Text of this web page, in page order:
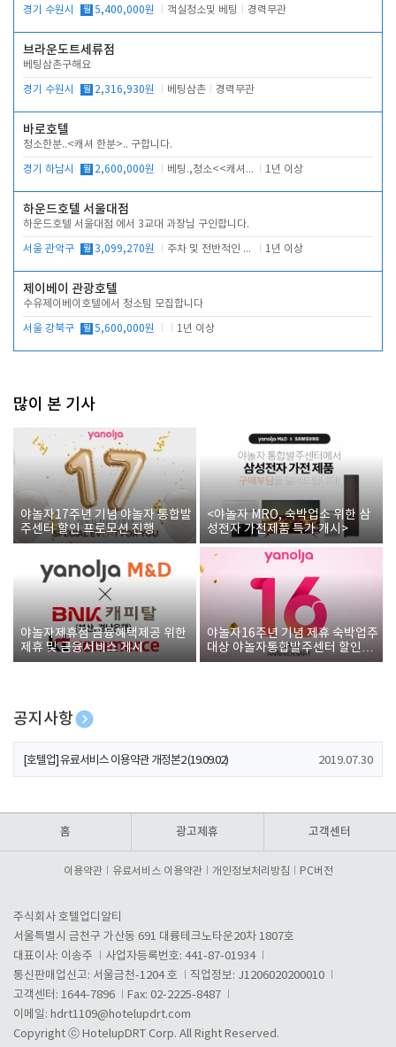
경기 수원시 월 5,400,000원 객실청소및 베팅 경력무관
브라운도트세류점
베팅삼촌구해요
경기 수원시 월 2,316,930원 베팅삼촌 경력무관
바로호텔
청소한분..<캐셔 한분>.. 구합니다.
경기 하남시 월 2,600,000원 베팅.,청소<<캐셔 모셔봅니다. 1년 이상
하운드호텔 서울대점
하운드호텔 서울대점 에서 3교대 과장님 구인합니다.
서울 관악구 월 3,099,270원 주차 및 전반적인 당번업무 1년 이상
제이베이 관광호텔
수유제이베이호텔에서 청소팀 모집합니다
서울 강북구 월 5,600,000원 1년 이상
많이 본 기사
야놀자17주년 기념 야놀자 통합발
주센터 할인 프로모션 진행
<야놀자 MRO, 숙박업소 위한 삼
성전자 가전제품 특가 개시>
야놀자제휴점 금융혜택제공 위한
제휴 및 금융서비스 게시
야놀자16주년 기념 제휴 숙박업주
대상 야놀자통합발주센터 할인쿠
폰 증정
공지사항
[호텔업] 개인정보 처리방침 개정본1 (19.09.02)
[호텔업] 유료서비스 이용약관 개정본2 (19.09.02) 2019.07.30
홈 광고제휴 고객센터
이용약관 유료서비스 이용약관 개인정보처리방침 PC버전
주식회사 호텔업디알티
서울특별시 금천구 가산동 691 대륭테크노타운20차 1807호
대표이사: 이송주
사업자등록번호: 441-87-01934
통신판매업신고: 서울금천-1204 호
직업정보: J1206020200010
고객센터: 1644-7896
Fax: 02-2225-8487
이메일: hdrt1109@hotelupdrt.com
Copyright ⓒ HotelupDRT Corp. All Right Reserved.